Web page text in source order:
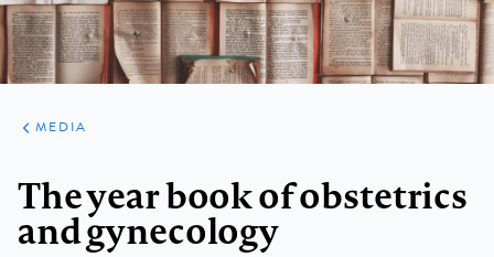
ARTIKELEN
VARIA
MEDIA
The year book of obstetrics
and gynecology